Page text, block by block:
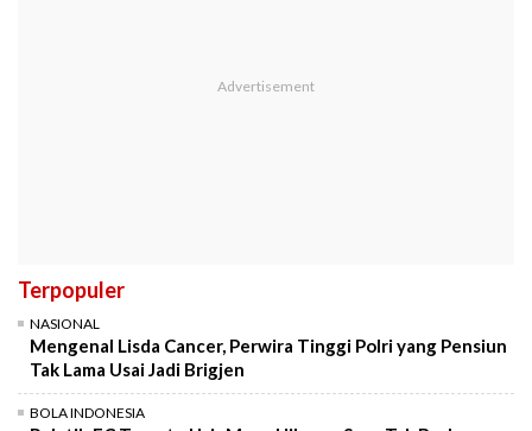
Terpopuler
NASIONAL
Mengenal Lisda Cancer, Perwira Tinggi Polri yang Pensiun
Tak Lama Usai Jadi Brigjen
BOLA INDONESIA